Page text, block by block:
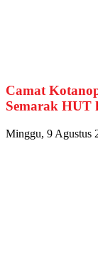
Camat
Semarak HUT
Minggu, 9 Agustus